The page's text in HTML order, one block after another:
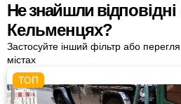
Не знайшли
Кельменцях?
Застосуйте інший фільтр або
містах